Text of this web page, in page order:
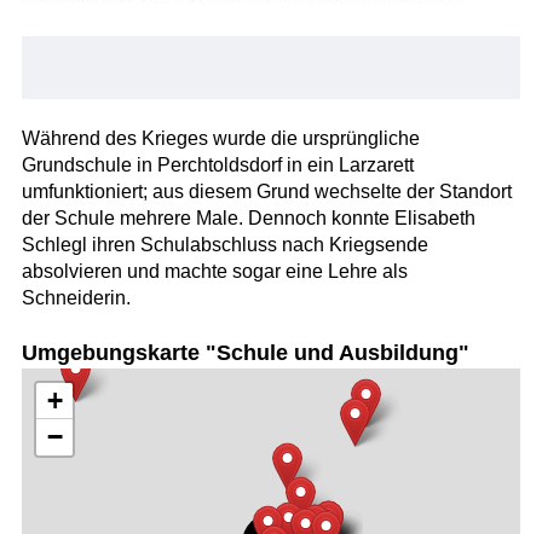
Während des Krieges wurde die ursprüngliche
Grundschule in Perchtoldsdorf in ein Larzarett
umfunktioniert; aus diesem Grund wechselte der Standort
der Schule mehrere Male. Dennoch konnte Elisabeth
Schlegl ihren Schulabschluss nach Kriegsende
absolvieren und machte sogar eine Lehre als
Schneiderin.
Umgebungskarte "Schule und Ausbildung"
+
−